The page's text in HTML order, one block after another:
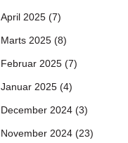
April 2025 (7)
Marts 2025 (8)
Februar 2025 (7)
Januar 2025 (4)
December 2024 (3)
November 2024 (23)